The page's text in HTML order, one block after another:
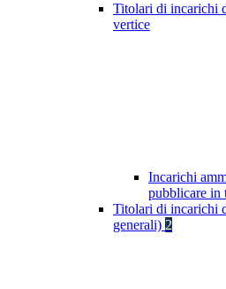
Titolari di incarichi
vertice
Incarichi
pubblicare in
Titolari di incarichi
generali) 2